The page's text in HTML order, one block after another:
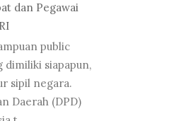
dan Pegawai
public
dimiliki siapapun,
sipil negara.
Daerah (DPD)